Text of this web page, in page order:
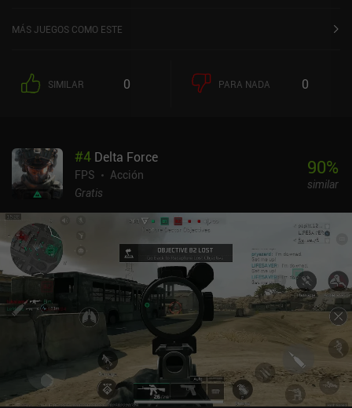
los grandes mapas, la única forma de escapar es encontrar con
lado, matar a otros jugadores nos permite saquear todos sus
objetos, por lo que hay un alto nivel de riesgo frente a
móviles. Por ejemplo, si caemos demasiado lejos, podemos
rompernos una pierna, lo que significa que no podremos caminar
con normalidad hasta que usemos un botiquín que trate
limitada significa que a veces tiene más sentido táctico
mantenerse alejado de los problemas que disparar a todo lo que
veamos.El juego se desarrolla en equipos de hasta cuatro
jugadores, e incluso podemos prestar objetos a nuestros amigos si
se quedan sin equipo bueno. Alternativamente, un modo de juego
separado nos proporciona equipo aleatorio para que podamos
recuperar algo de botín.El juego está en general muy pulido, y los
controles táctiles altamente personalizables funcionan bien.
También es compatible con mandos Bluetooth. El mayor
inconveniente es que experimenté algo de lag incluso en un
teléfono potente. Arena Breakout se monetiza mediante una
suscripción para conseguir espacio extra en el banco, e iAPs para
MÁS JUEGOS COMO ESTE
SIMILAR 0 PARA NADA 0
#4 Delta Force
FPS
Acción
Gratis
90%
similar